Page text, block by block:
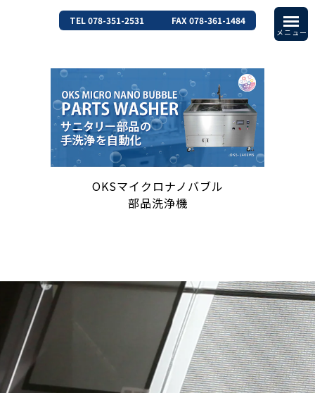
TEL 078-351-2531 FAX 078-361-1484
OKSマイクロナノバブル
部品洗浄機